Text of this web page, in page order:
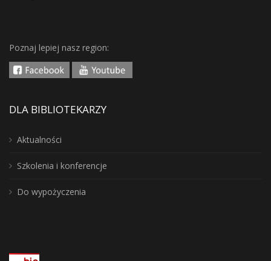
Poznaj lepiej nasz region:
DLA BIBLIOTEKARZY
Aktualności
Szkolenia i konferencje
Do wypożyczenia